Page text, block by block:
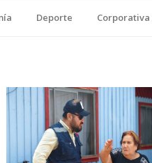
Deporte Corporativa